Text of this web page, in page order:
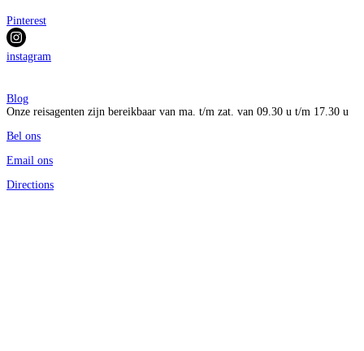
Pinterest
instagram
Blog
Onze reisagenten zijn bereikbaar van ma. t/m zat. van 09.30 u t/m 17.30 u
Bel ons
Email ons
Directions